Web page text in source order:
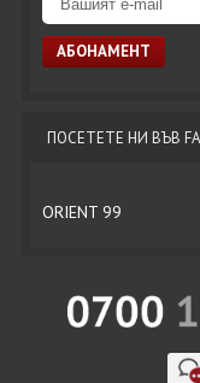
ПОСЕТЕТЕ НИ ВЪВ
ORIENT 99